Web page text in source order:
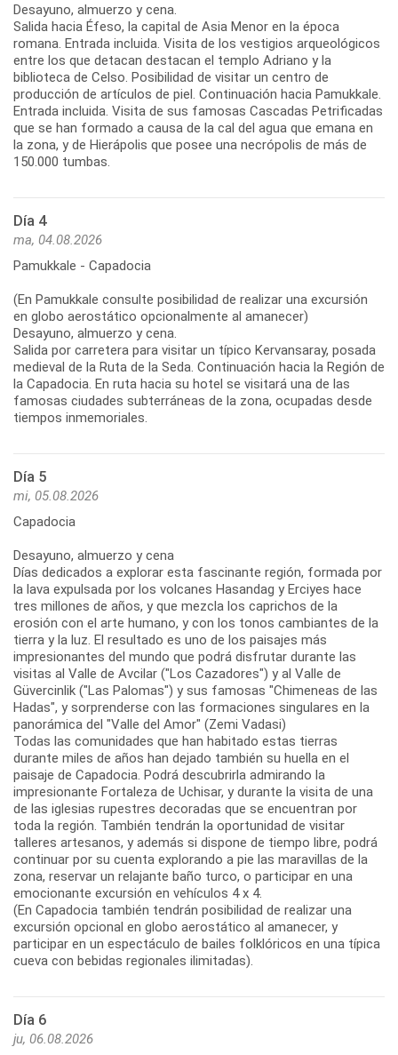
Desayuno, almuerzo y cena.
Salida hacia Éfeso, la capital de Asia Menor en la época
romana. Entrada incluida. Visita de los vestigios arqueológicos
entre los que detacan destacan el templo Adriano y la
biblioteca de Celso. Posibilidad de visitar un centro de
producción de artículos de piel. Continuación hacia Pamukkale.
Entrada incluida. Visita de sus famosas Cascadas Petrificadas
que se han formado a causa de la cal del agua que emana en
la zona, y de Hierápolis que posee una necrópolis de más de
150.000 tumbas.
Día 4
ma, 04.08.2026
Pamukkale - Capadocia
(En Pamukkale consulte posibilidad de realizar una excursión
en globo aerostático opcionalmente al amanecer)
Desayuno, almuerzo y cena.
Salida por carretera para visitar un típico Kervansaray, posada
medieval de la Ruta de la Seda. Continuación hacia la Región de
la Capadocia. En ruta hacia su hotel se visitará una de las
famosas ciudades subterráneas de la zona, ocupadas desde
tiempos inmemoriales.
Día 5
mi, 05.08.2026
Capadocia
Desayuno, almuerzo y cena
Días dedicados a explorar esta fascinante región, formada por
la lava expulsada por los volcanes Hasandag y Erciyes hace
tres millones de años, y que mezcla los caprichos de la
erosión con el arte humano, y con los tonos cambiantes de la
tierra y la luz. El resultado es uno de los paisajes más
impresionantes del mundo que podrá disfrutar durante las
visitas al Valle de Avcilar ("Los Cazadores") y al Valle de
Güvercinlik ("Las Palomas") y sus famosas "Chimeneas de las
Hadas", y sorprenderse con las formaciones singulares en la
panorámica del "Valle del Amor" (Zemi Vadasi)
Todas las comunidades que han habitado estas tierras
durante miles de años han dejado también su huella en el
paisaje de Capadocia. Podrá descubrirla admirando la
impresionante Fortaleza de Uchisar, y durante la visita de una
de las iglesias rupestres decoradas que se encuentran por
toda la región. También tendrán la oportunidad de visitar
talleres artesanos, y además si dispone de tiempo libre, podrá
continuar por su cuenta explorando a pie las maravillas de la
zona, reservar un relajante baño turco, o participar en una
emocionante excursión en vehículos 4 x 4.
(En Capadocia también tendrán posibilidad de realizar una
excursión opcional en globo aerostático al amanecer, y
participar en un espectáculo de bailes folklóricos en una típica
cueva con bebidas regionales ilimitadas).
Día 6
ju, 06.08.2026